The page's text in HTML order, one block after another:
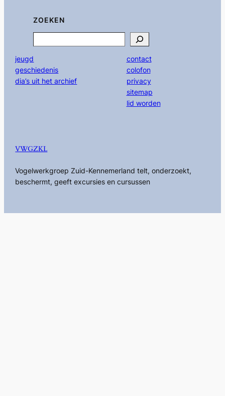
ZOEKEN
jeugd
geschiedenis
dia’s uit het archief
contact
colofon
privacy
sitemap
lid worden
VWGZKL
Vogelwerkgroep Zuid-Kennemerland telt, onderzoekt,
beschermt, geeft excursies en cursussen